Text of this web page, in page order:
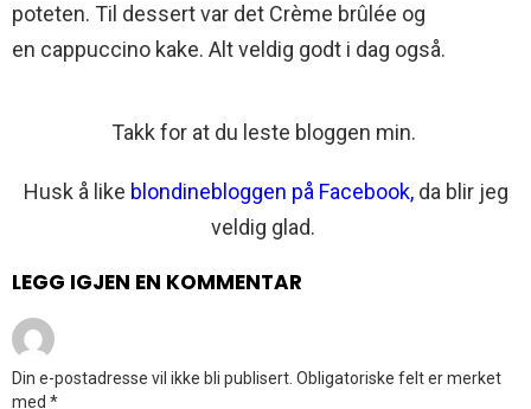
poteten. Til dessert var det Crème brûlée og
en cappuccino kake. Alt veldig godt i dag også.
Takk for at du leste bloggen min.
Husk å like blondinebloggen på Facebook,da blir jeg
veldig glad.
LEGG IGJEN EN KOMMENTAR
Din e-postadresse vil ikke bli publisert. Obligatoriske felt er merket
med *